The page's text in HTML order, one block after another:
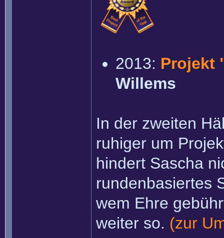
2013: Projekt
Willems
In der zweiten
ruhiger um
hindert Sascha
rundenbasiertes
wem Ehre
weiter so. (zur